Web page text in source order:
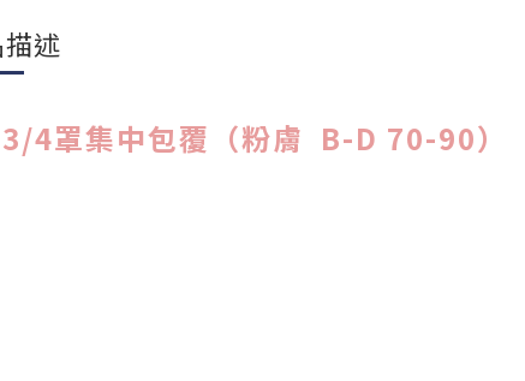
述
4罩集中包覆（粉膚 B-D 70-90）